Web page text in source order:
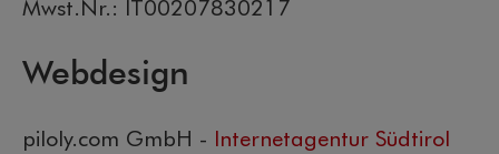
Mwst.Nr.: IT00207830217
Webdesign
piloly.com GmbH - Internetagentur Südtirol